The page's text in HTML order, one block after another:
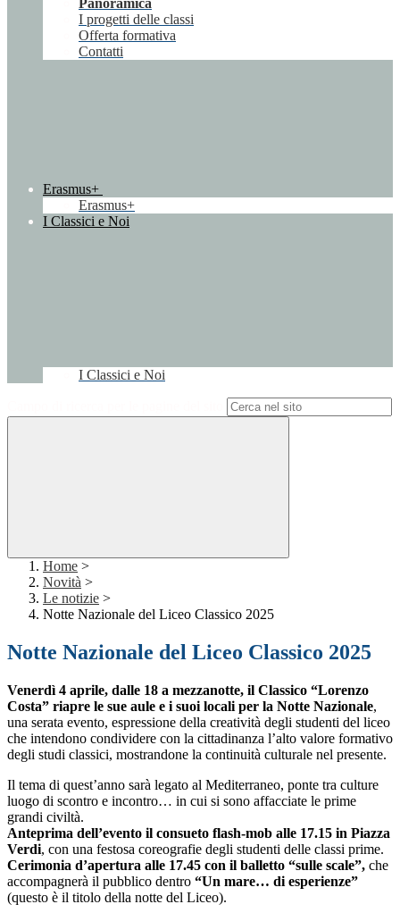
Panoramica
I progetti delle classi
Offerta formativa
Contatti
Erasmus+
Erasmus+
I Classici e Noi
I Classici e Noi
Home >
Novità >
Le notizie >
Notte Nazionale del Liceo Classico 2025
Notte Nazionale del Liceo Classico 2025
Venerdì 4 aprile, dalle 18 a mezzanotte, il Classico “Lorenzo
Costa” riapre le sue aule e i suoi locali per la Notte Nazionale,
una serata evento, espressione della creatività degli studenti del liceo
che intendono condividere con la cittadinanza l’alto valore formativo
degli studi classici, mostrandone la continuità culturale nel presente.
Il tema di quest’anno sarà legato al Mediterraneo, ponte tra culture
luogo di scontro e incontro… in cui si sono affacciate le prime
grandi civiltà.
Anteprima dell’evento il consueto flash-mob alle 17.15 in Piazza
Verdi, con una festosa coreografie degli studenti delle classi prime.
Cerimonia d’apertura alle 17.45 con il balletto “sulle scale”, che
accompagnerà il pubblico dentro “Un mare… di esperienze”
(questo è il titolo della notte del Liceo).